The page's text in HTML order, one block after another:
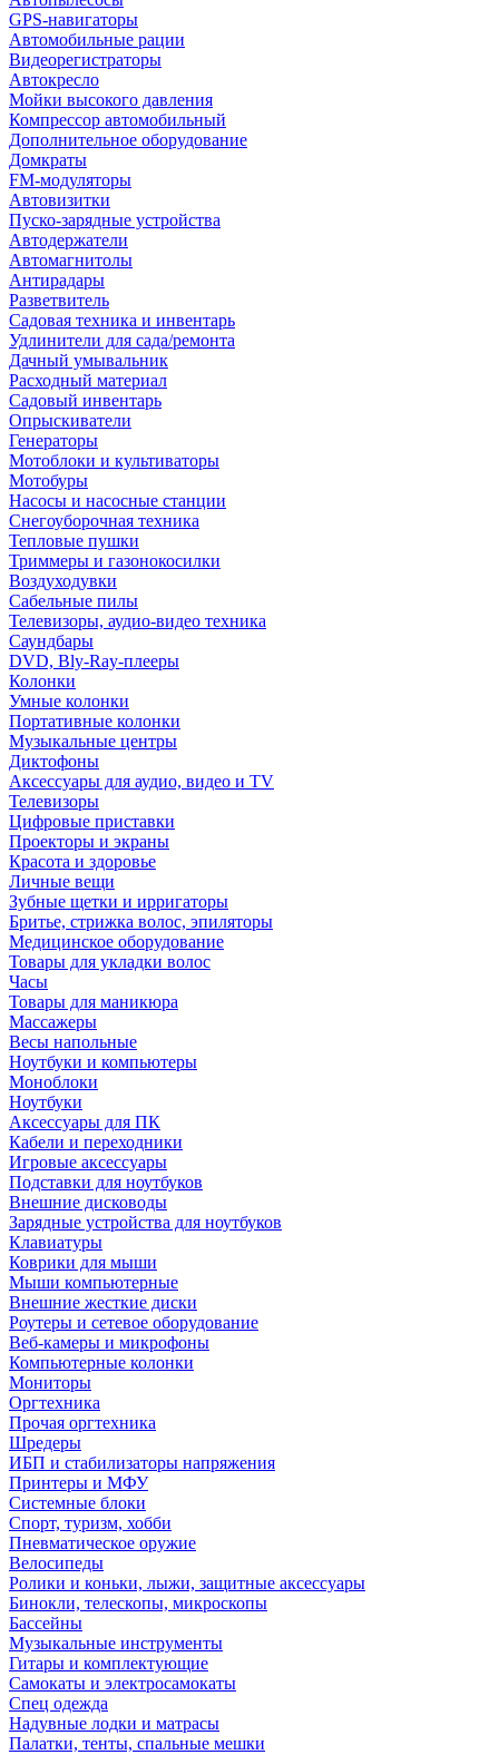
GPS-навигаторы
Автомобильные рации
Видеорегистраторы
Автокресло
Мойки высокого давления
Компрессор автомобильный
Дополнительное оборудование
Домкраты
FM-модуляторы
Автовизитки
Пуско-зарядные устройства
Автодержатели
Автомагнитолы
Антирадары
Разветвитель
Садовая техника и инвентарь
Удлинители для сада/ремонта
Дачный умывальник
Расходный материал
Садовый инвентарь
Опрыскиватели
Генераторы
Мотоблоки и культиваторы
Мотобуры
Насосы и насосные станции
Снегоуборочная техника
Тепловые пушки
Триммеры и газонокосилки
Воздуходувки
Сабельные пилы
Телевизоры, аудио-видео техника
Саундбары
DVD, Bly-Ray-плееры
Колонки
Умные колонки
Портативные колонки
Музыкальные центры
Диктофоны
Аксессуары для аудио, видео и TV
Телевизоры
Цифровые приставки
Проекторы и экраны
Красота и здоровье
Личные вещи
Зубные щетки и ирригаторы
Бритье, стрижка волос, эпиляторы
Медицинское оборудование
Товары для укладки волос
Часы
Товары для маникюра
Массажеры
Весы напольные
Ноутбуки и компьютеры
Моноблоки
Ноутбуки
Аксессуары для ПК
Кабели и переходники
Игровые аксессуары
Подставки для ноутбуков
Внешние дисководы
Зарядные устройства для ноутбуков
Клавиатуры
Коврики для мыши
Мыши компьютерные
Внешние жесткие диски
Роутеры и сетевое оборудование
Веб-камеры и микрофоны
Компьютерные колонки
Мониторы
Оргтехника
Прочая оргтехника
Шредеры
ИБП и стабилизаторы напряжения
Принтеры и МФУ
Системные блоки
Спорт, туризм, хобби
Пневматическое оружие
Велосипеды
Ролики и коньки, лыжи, защитные аксессуары
Бинокли, телескопы, микроскопы
Бассейны
Музыкальные инструменты
Гитары и комплектующие
Самокаты и электросамокаты
Спец одежда
Надувные лодки и матрасы
Палатки, тенты, спальные мешки